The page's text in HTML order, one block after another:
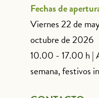
Fechas de
Viernes 22 de
octubre de 2026
10.00 - 17.00 h |
semana, festivos